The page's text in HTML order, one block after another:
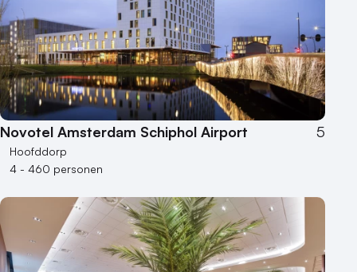
Locaties aan zee
Museum
Theater
Varende locatie
Novotel Amsterdam Schiphol Airport 5
Hoofddorp
4 - 460 personen